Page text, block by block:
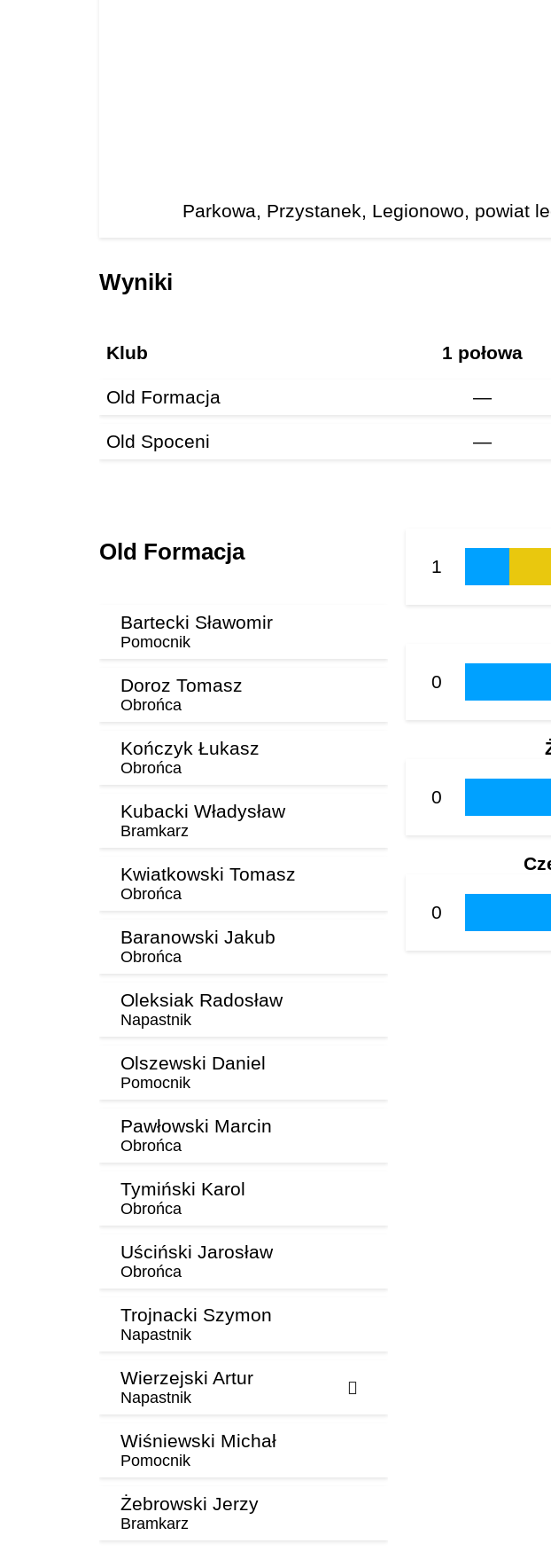
Parkowa, Przystanek, Legionowo, powiat
Wyniki
Klub 1 połowa
Old Formacja —
Old Spoceni —
Old Formacja
Bartecki Sławomir
Pomocnik
Doroz Tomasz
Obrońca
Kończyk Łukasz
Obrońca
Kubacki Władysław
Bramkarz
Kwiatkowski Tomasz
Obrońca
Baranowski Jakub
Obrońca
Oleksiak Radosław
Napastnik
Olszewski Daniel
Pomocnik
Pawłowski Marcin
Obrońca
Tymiński Karol
Obrońca
Uściński Jarosław
Obrońca
Trojnacki Szymon
Napastnik
Wierzejski Artur
Napastnik
Wiśniewski Michał
Pomocnik
Żebrowski Jerzy
Bramkarz
1
0
0
0